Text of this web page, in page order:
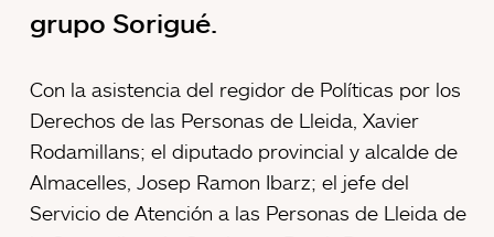
grupo Sorigué.
Con la asistencia del regidor de Políticas por los
Derechos de las Personas de Lleida, Xavier
Rodamillans; el diputado provincial y alcalde de
Almacelles, Josep Ramon Ibarz; el jefe del
Servicio de Atención a las Personas de Lleida de